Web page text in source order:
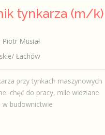
tynkarza (m/k)
Piotr Musiał
Łachów
przy tynkach maszynowych
chęć do pracy, mile widziane
w budownictwie